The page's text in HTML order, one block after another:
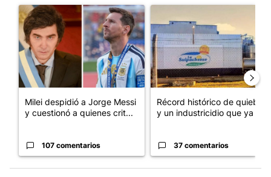
Un artículo de tendencia con el título "Milei despidió a Jorge
Milei despidió a Jorge Messi
y cuestionó a quienes crit...
107 comentarios
Récord histórico de quiebras
y un industricidio que ya ...
37 comentarios